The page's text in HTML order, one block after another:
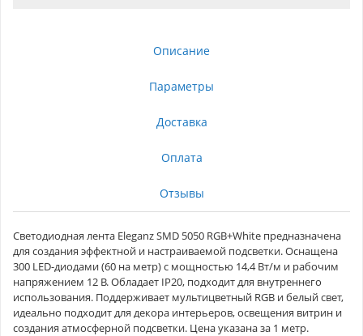
Описание
Параметры
Доставка
Оплата
Отзывы
Светодиодная лента Eleganz SMD 5050 RGB+White предназначена
для создания эффектной и настраиваемой подсветки. Оснащена
300 LED-диодами (60 на метр) с мощностью 14,4 Вт/м и рабочим
напряжением 12 В. Обладает IP20, подходит для внутреннего
использования. Поддерживает мультицветный RGB и белый свет,
идеально подходит для декора интерьеров, освещения витрин и
создания атмосферной подсветки. Цена указана за 1 метр.